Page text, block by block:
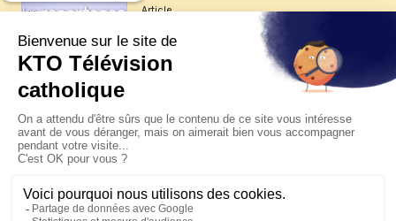
Article
Les reportages d'été 2026 de KTO
La visite pastorale du pape Léon
XIV à Assise à suivre sur KTO le
jeudi 6 août
Le pape en Uruguay, Argentine et
Pérou du 6 au 17 novembre 2026